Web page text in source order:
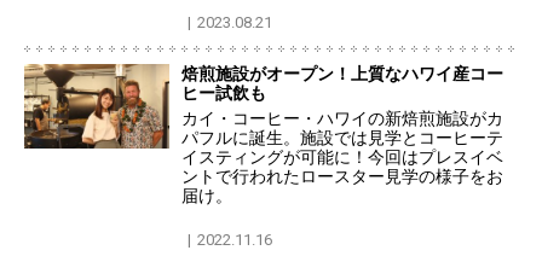
2023.08.21
焙煎施設がオープン！上質なハワイ産コー
ヒー試飲も
カイ・コーヒー・ハワイの新焙煎施設がカ
パフルに誕生。施設では見学とコーヒーテ
イスティングが可能に！今回はプレスイベ
ントで行われたロースター見学の様子をお
届け。
2022.11.16